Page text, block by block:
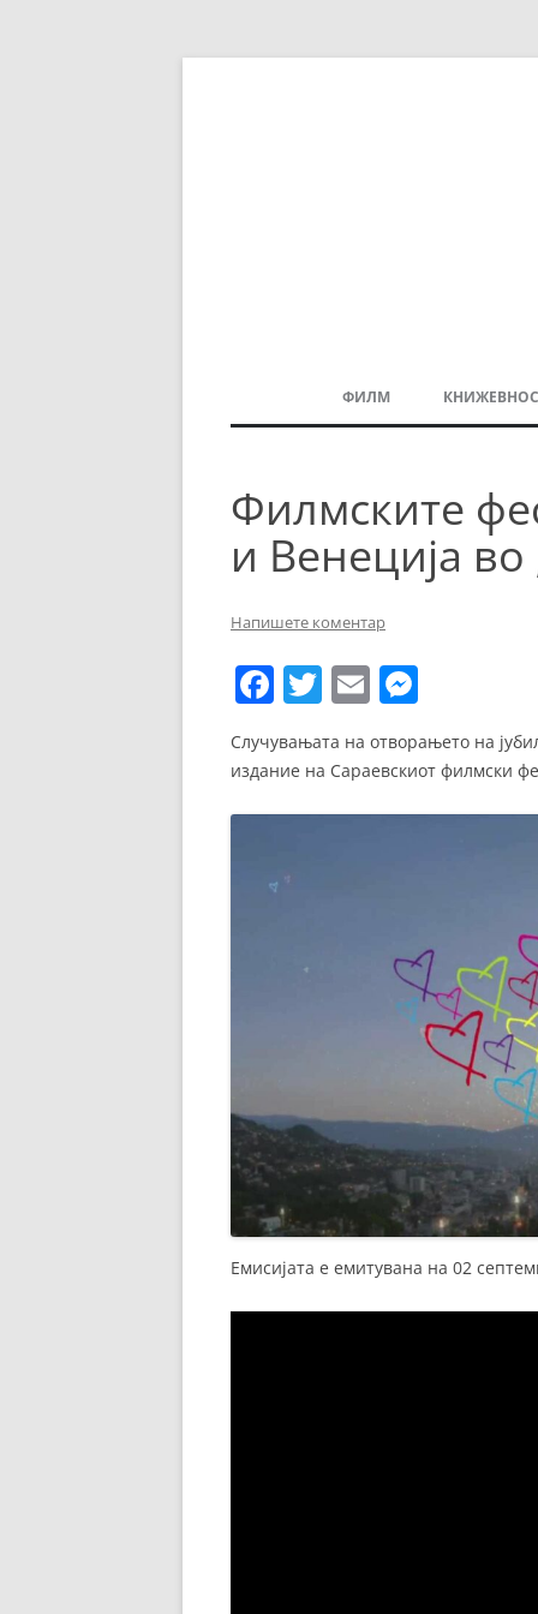
ФИЛМ
БАЛКАНСКИ ФИЛМ
ЕВРОПСКИ ФИЛМ
ФИЛМОПОЛИС
Филмските
и Венеција
Напишете коментар
F
c
o
T
itt
E
ai ss
Случувањата на отворањето на
издание на Сараевскиот филмски
Емисијата е емитувана на 02